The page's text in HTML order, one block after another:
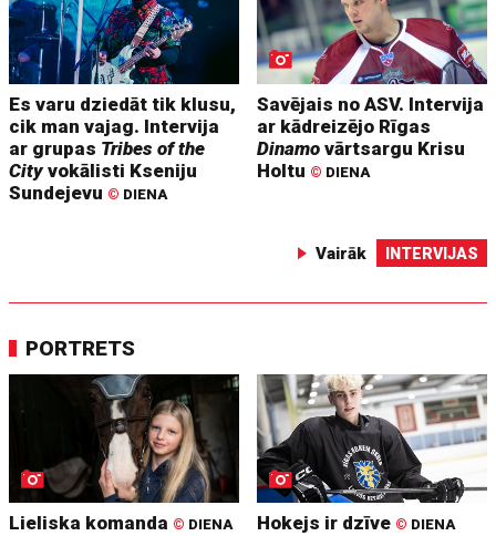
Es varu dziedāt tik klusu,
cik man vajag. Intervija
ar grupas Tribes of the
Cityvokālisti Kseniju
Sundejevu © DIENA
Savējais no ASV. Intervija
ar kādreizējo Rīgas
Dinamo vārtsargu Krisu
Holtu © DIENA
Vairāk INTERVIJAS
PORTRETS
Lieliska komanda © DIENA Hokejs ir dzīve © DIENA